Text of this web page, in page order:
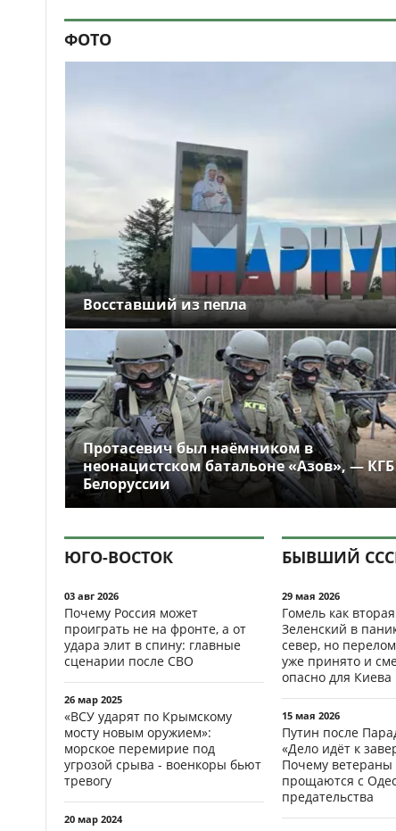
ФОТО
Восставший из пепла
Протасевич был наёмником в
неонацистском батальоне «Азов», — КГБ
Белоруссии
ЮГО-ВОСТОК
03 авг 2026
Почему Россия может
проиграть не на фронте, а от
удара элит в спину: главные
сценарии после СВО
26 мар 2025
«ВСУ ударят по Крымскому
мосту новым оружием»:
морское перемирие под
угрозой срыва - военкоры бьют
тревогу
20 мар 2024
БЫВШИЙ
29 мая 2026
Гомель как
Зеленский в
север, но
уже принято и
опасно для Киева
15 мая 2026
Путин после
«Дело идёт к
Почему
прощаются с
предательства